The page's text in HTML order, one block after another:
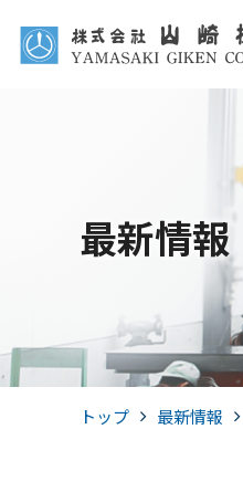
最新情報
トップ 最新情報